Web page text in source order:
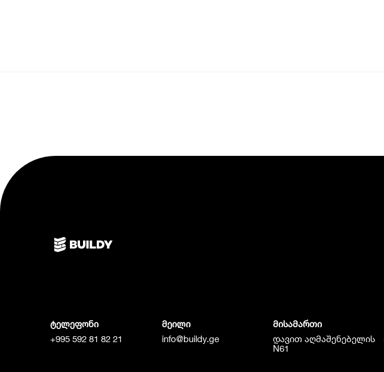
ტელეფონი
+995 592 81 82 21
მეილი
info@buildy.ge
მისამართი
დავით აღმაშენებელის
N61